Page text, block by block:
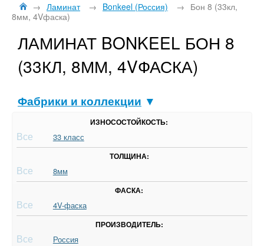
→ Ламинат → Bonkeel (Россия) → Бон 8 (33кл,
8мм, 4Vфаска)
ЛАМИНАТ BONKEEL БОН 8
(33КЛ, 8ММ, 4VФАСКА)
Фабрики и коллекции ▼
ИЗНОСОСТОЙКОСТЬ:
Все 33 класс
ТОЛЩИНА:
Все 8мм
ФАСКА:
Все 4V-фаска
ПРОИЗВОДИТЕЛЬ:
Все Россия